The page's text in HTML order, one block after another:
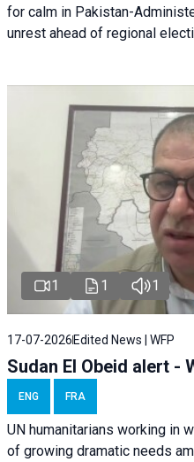
for calm in Pakistan-
unrest ahead of regional
1 1 1
17-07-2026 Edited News | WFP
Sudan El Obeid alert -
ENG FRA
UN humanitarians working in
of growing dramatic needs